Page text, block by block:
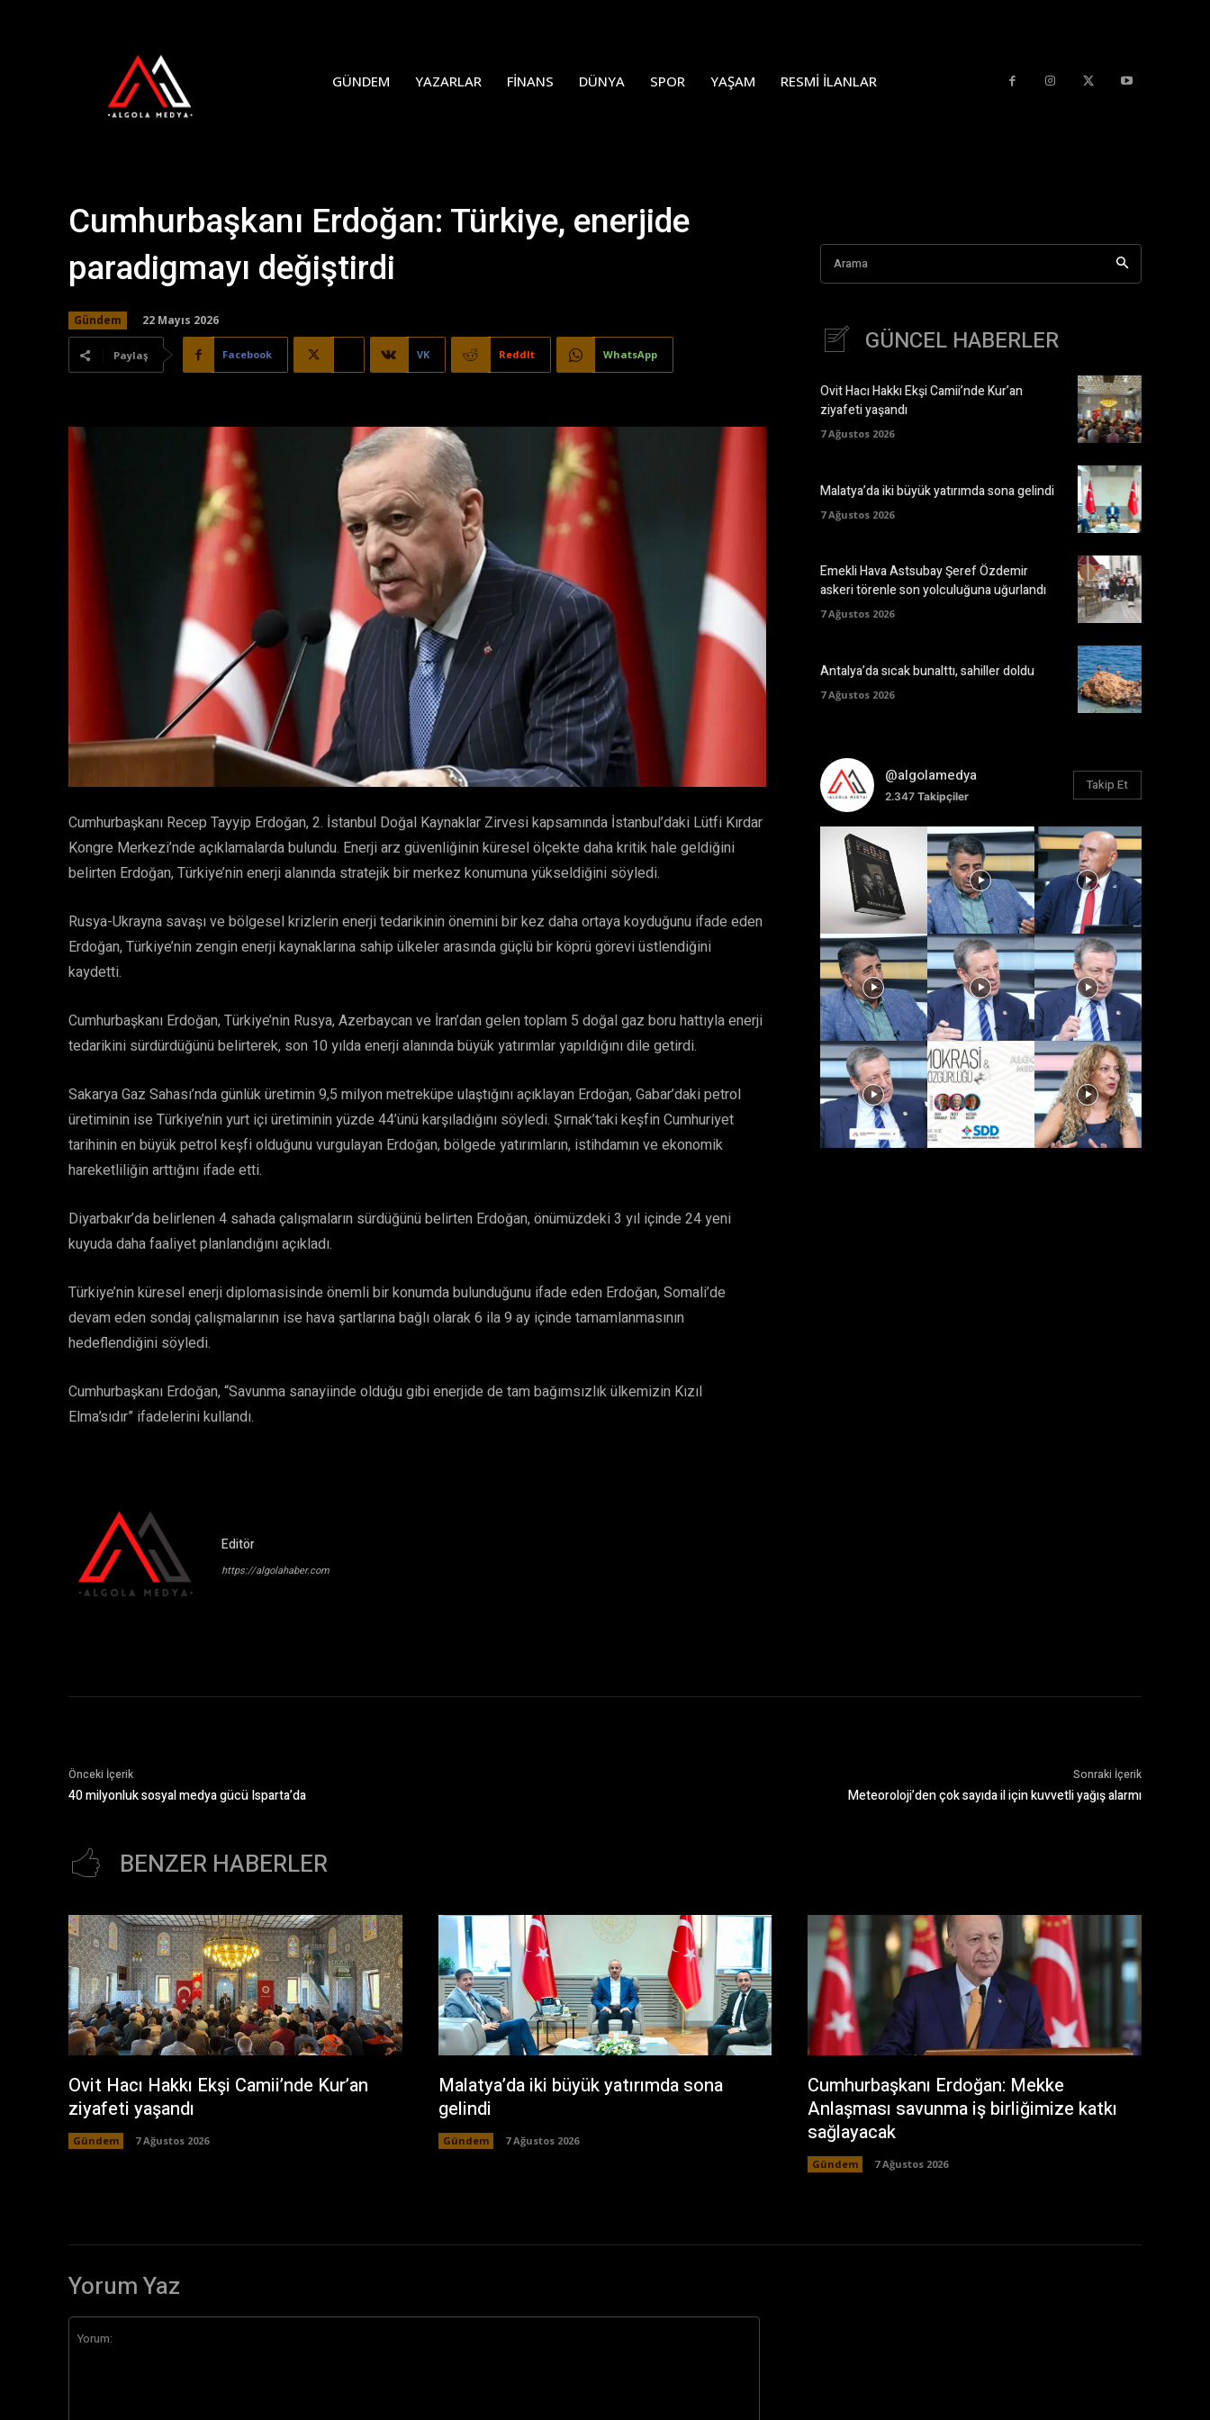
GÜNDEM YAZARLAR FINANS DÜNYA SPOR YAŞAM RESMI İLANLAR
Cumhurbaşkanı Erdoğan: Türkiye, enerjide
paradigmayı değiştirdi
Gündem 22 Mayıs 2026
Paylaş Facebook VK ReddIt WhatsApp
Cumhurbaşkanı Recep Tayyip Erdoğan, 2. İstanbul Doğal Kaynaklar Zirvesi kapsamında İstanbul’daki Lütfi Kırdar
Kongre Merkezi’nde açıklamalarda bulundu. Enerji arz güvenliğinin küresel ölçekte daha kritik hale geldiğini
belirten Erdoğan, Türkiye’nin enerji alanında stratejik bir merkez konumuna yükseldiğini söyledi.
Rusya-Ukrayna savaşı ve bölgesel krizlerin enerji tedarikinin önemini bir kez daha ortaya koyduğunu ifade eden
Erdoğan, Türkiye’nin zengin enerji kaynaklarına sahip ülkeler arasında güçlü bir köprü görevi üstlendiğini
kaydetti.
Cumhurbaşkanı Erdoğan, Türkiye’nin Rusya, Azerbaycan ve İran’dan gelen toplam 5 doğal gaz boru hattıyla enerji
tedarikini sürdürdüğünü belirterek, son 10 yılda enerji alanında büyük yatırımlar yapıldığını dile getirdi.
Sakarya Gaz Sahası’nda günlük üretimin 9,5 milyon metreküpe ulaştığını açıklayan Erdoğan, Gabar’daki petrol
üretiminin ise Türkiye’nin yurt içi üretiminin yüzde 44’ünü karşıladığını söyledi. Şırnak’taki keşfin Cumhuriyet
tarihinin en büyük petrol keşfi olduğunu vurgulayan Erdoğan, bölgede yatırımların, istihdamın ve ekonomik
hareketliliğin arttığını ifade etti.
Diyarbakır’da belirlenen 4 sahada çalışmaların sürdüğünü belirten Erdoğan, önümüzdeki 3 yıl içinde 24 yeni
kuyuda daha faaliyet planlandığını açıkladı.
Türkiye’nin küresel enerji diplomasisinde önemli bir konumda bulunduğunu ifade eden Erdoğan, Somali’de
devam eden sondaj çalışmalarının ise hava şartlarına bağlı olarak 6 ila 9 ay içinde tamamlanmasının
hedeflendiğini söyledi.
Cumhurbaşkanı Erdoğan, “Savunma sanayiinde olduğu gibi enerjide de tam bağımsızlık ülkemizin Kızıl
Elma’sıdır” ifadelerini kullandı.
Editör
https://algolahaber.com
Arama
GÜNCEL HABERLER
Ovit Hacı Hakkı Ekşi Camii’nde Kur’an
ziyafeti yaşandı
7 Ağustos 2026
Malatya’da iki büyük yatırımda sona gelindi
7 Ağustos 2026
Emekli Hava Astsubay Şeref Özdemir
askeri törenle son yolculuğuna uğurlandı
7 Ağustos 2026
Antalya’da sıcak bunalttı, sahiller doldu
7 Ağustos 2026
@algolamedya
2.347Takipçiler
Takip Et
Önceki İçerik
40 milyonluk sosyal medya gücü Isparta’da
Sonraki İçerik
Meteoroloji’den çok sayıda il için kuvvetli yağış alarmı
BENZER HABERLER
Ovit Hacı Hakkı Ekşi Camii’nde Kur’an
ziyafeti yaşandı
Gündem 7 Ağustos 2026
Malatya’da iki büyük yatırımda sona
gelindi
Gündem 7 Ağustos 2026
Cumhurbaşkanı Erdoğan: Mekke
Anlaşması savunma iş birliğimize katkı
sağlayacak
Gündem 7 Ağustos 2026
Yorum Yaz